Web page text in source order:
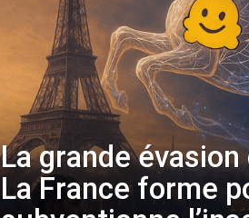
La grande
La France forme